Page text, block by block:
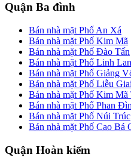
Quận Ba đình
Bán nhà mặt Phố An Xá
Bán nhà mặt Phố Kim Mã
Bán nhà mặt Phố Đào Tấn
Bán nhà mặt Phố Linh
Bán nhà mặt Phố Giảng
Bán nhà mặt Phố Liễu Giai
Bán nhà mặt Phố Kim Mã
Bán nhà mặt Phố Phan
Bán nhà mặt Phố Núi Trúc
Bán nhà mặt Phố Cao Bá
Quận Hoàn kiếm